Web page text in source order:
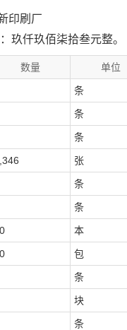
印刷厂
玖仟玖佰柒拾叁元整。
数量 单位
条
条
条
张
条
条
本
包
条
块
条